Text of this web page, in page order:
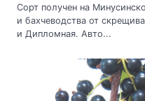
Сорт получен на
и бахчеводства от
и Дипломная. Авто...